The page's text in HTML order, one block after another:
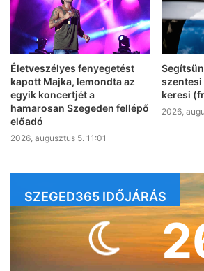
Életveszélyes fenyegetést
kapott Majka, lemondta az
egyik koncertjét a
hamarosan Szegeden fellépő
előadó
2026, augusztus 5. 11:01
szentesi
keresi
2026,
SZEGED365 IDŐJÁRÁS